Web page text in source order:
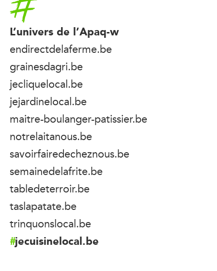
L’univers de l’Apaq-w
endirectdelaferme.be
grainesdagri.be
jecliquelocal.be
jejardinelocal.be
maitre-boulanger-patissier.be
notrelaitanous.be
savoirfairedecheznous.be
semainedelafrite.be
tabledeterroir.be
taslapatate.be
trinquonslocal.be
jecuisinelocal.be